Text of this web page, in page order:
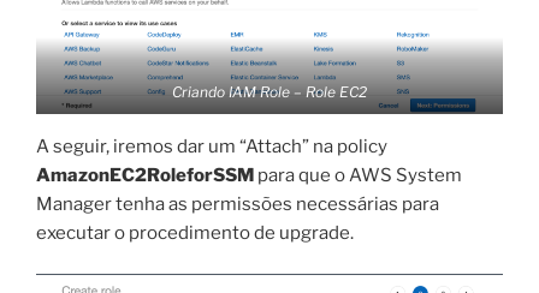
Criando IAM Role – Role EC2
A seguir, iremos dar um “Attach” na policy
AmazonEC2RoleforSSM para que o AWS System
Manager tenha as permissões necessárias para
executar o procedimento de upgrade.